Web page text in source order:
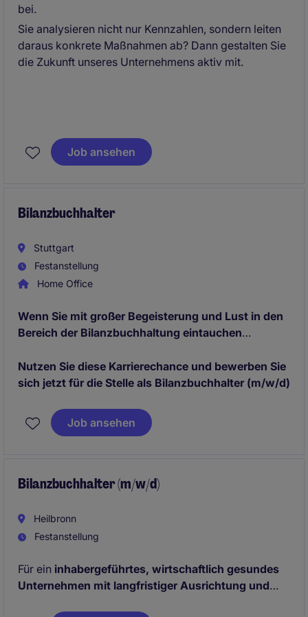
bei.
Sie analysieren nicht nur Kennzahlen, sondern leiten
daraus konkrete Maßnahmen ab? Dann gestalten Sie
die Zukunft unseres Unternehmens aktiv mit.
Job ansehen
Bilanzbuchhalter
Stuttgart
Festanstellung
Home Office
Wenn Sie mit großer Begeisterung und Lust in den
Bereich der Bilanzbuchhaltung eintauchen
den wir uns freuen!
Nutzen Sie diese Karrierechance und bewerben Sie
sich jetzt für die Stelle als Bilanzbuchhalter (m/w/d)
Job ansehen
Bilanzbuchhalter (m/w/d)
Heilbronn
Festanstellung
Für ein inhabergeführtes, wirtschaftlich gesundes
Unternehmen mit langfristiger Ausrichtung und